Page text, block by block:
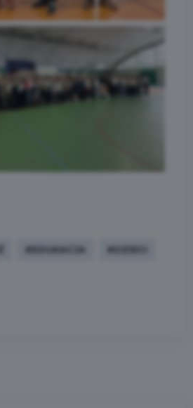
#EDUKACJA #DZIECI